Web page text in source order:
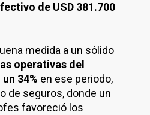
de USD 381.700
medida a un sólido
operativas del
34% en ese periodo,
de seguros, donde un
favoreció los